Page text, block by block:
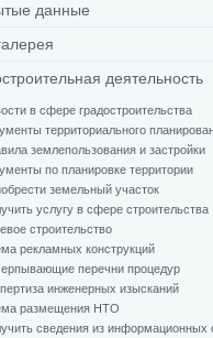
данные
деятельность
в сфере градостроительства
территориального
землепользования и застройки
по планировке территории
земельный участок
услугу в сфере строительства
строительство
рекламных конструкций
перечни процедур
инженерных изысканий
размещения НТО
сведения из информационных